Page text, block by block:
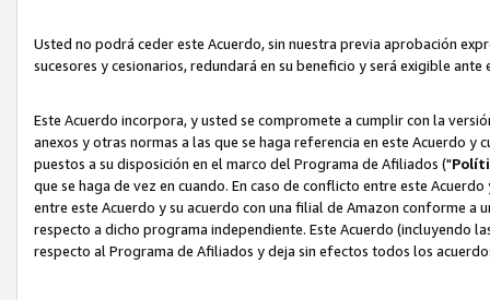
Usted no podrá ceder este Acuerdo, sin nuestra previa aprobación
sucesores y cesionarios, redundará en su beneficio y será exigible
Este Acuerdo incorpora, y usted se compromete a cumplir con la
anexos y otras normas a las que se haga referencia en este Acuerdo
puestos a su disposición en el marco del Programa de Afiliados ("
que se haga de vez en cuando. En caso de conflicto entre este
entre este Acuerdo y su acuerdo con una filial de Amazon conforme
respecto a dicho programa independiente. Este Acuerdo (incluyendo
respecto al Programa de Afiliados y deja sin efectos todos los